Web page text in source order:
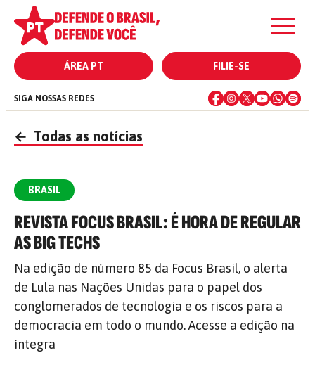
ÁREA PT FILIE-SE
SIGA NOSSAS REDES
← Todas as notícias
BRASIL
REVISTA FOCUS BRASIL: É HORA DE REGULAR
AS BIG TECHS
Na edição de número 85 da Focus Brasil, o alerta
de Lula nas Nações Unidas para o papel dos
conglomerados de tecnologia e os riscos para a
democracia em todo o mundo. Acesse a edição na
íntegra